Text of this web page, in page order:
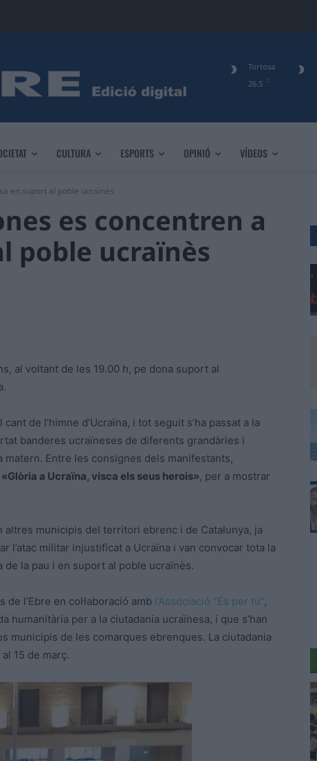
26.5 C
Tortosa
CULTURA ESPORTS OPINIÓ VÍDEOS
en suport al poble ucraïnès
es concentren a
poble ucraïnès
al voltant de les 19.00 h, pe dona suport al
de l’himne d’Ucraïna, i tot seguit s’ha passat a la
banderes ucraïneses de diferents grandàries i
matern. Entre les consignes dels manifestants,
«Glòria a Ucraïna, visca els seus herois», per a mostrar
altres municipis del territori ebrenc i de Catalunya, ja
l’atac militar injustificat a Ucraïna i van convocar tota la
de la pau i en suport al poble ucraïnès.
l’Ebre en col·laboració amb l’Associació “És per tu”,
humanitària per a la ciutadania ucraïnesa, i que s’han
municipis de les comarques ebrenques. La ciutadania
15 de març.